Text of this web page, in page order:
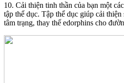
10. Cải thiện tinh thần của bạn một
tập thể dục. Tập thể dục giúp cải
tâm trạng, thay thế edorphins cho